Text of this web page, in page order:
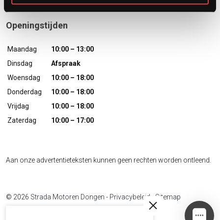
Openingstijden
Maandag
10:00 – 13:00
Dinsdag
Afspraak
Woensdag
10:00 – 18:00
Donderdag
10:00 – 18:00
Vrijdag
10:00 – 18:00
Zaterdag
10:00 – 17:00
Aan onze advertentieteksten kunnen geen rechten worden ontleend.
© 2026 Strada Motoren Dongen - Privacybeleid Sitemap